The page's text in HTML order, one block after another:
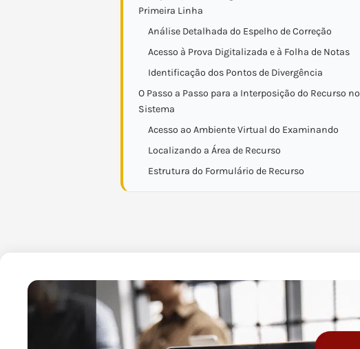
Primeira Linha
Análise Detalhada do Espelho de Correção
Acesso à Prova Digitalizada e à Folha de Notas
Identificação dos Pontos de Divergência
O Passo a Passo para a Interposição do Recurso no
Sistema
Acesso ao Ambiente Virtual do Examinando
Localizando a Área de Recurso
Estrutura do Formulário de Recurso